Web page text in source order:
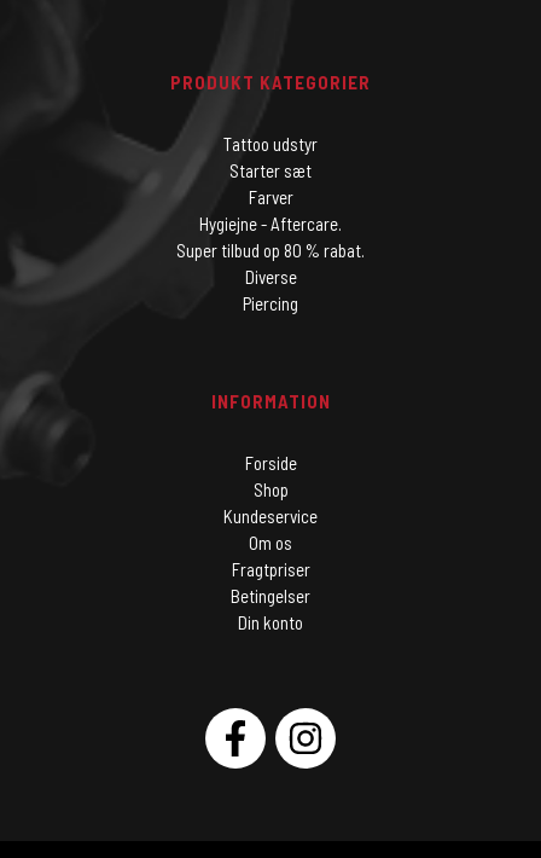
PRODUKT KATEGORIER
Tattoo udstyr
Starter sæt
Farver
Hygiejne - Aftercare.
Super tilbud op 80 % rabat.
Diverse
Piercing
INFORMATION
Forside
Shop
Kundeservice
Om os
Fragtpriser
Betingelser
Din konto